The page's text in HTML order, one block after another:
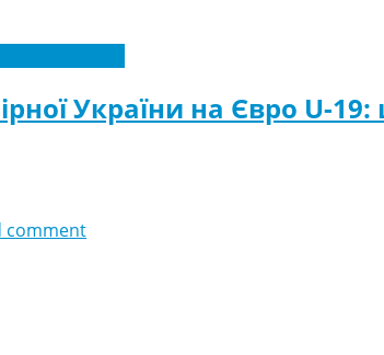
України на Євро U-19:
comment